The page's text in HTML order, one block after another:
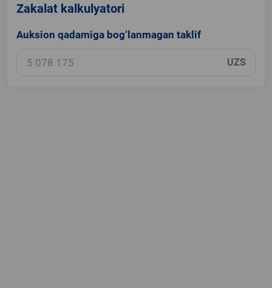
Zakalat kalkulyatori
Auksion qadamiga bog‘lanmagan taklif
UZS